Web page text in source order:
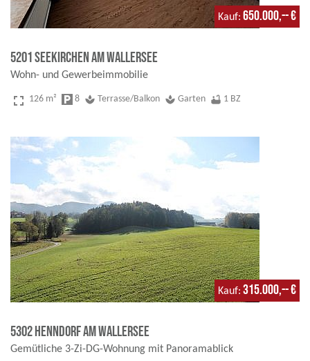
Kauf 650.000,-- €
5201 Seekirchen am Wallersee
Wohn- und Gewerbeimmobilie
fullscreen 126 m² local_parking 8 spa Terrasse/Balkon spa Garten bathtub 1 BZ
Kauf 315.000,-- €
5302 Henndorf am Wallersee
Gemütliche 3-Zi-DG-Wohnung mit Panoramablick